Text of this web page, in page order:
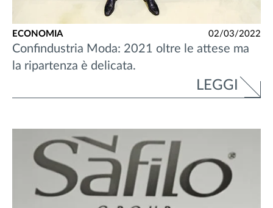
ECONOMIA 02/03/2022
Confindustria Moda: 2021 oltre le attese ma
la ripartenza è delicata.
LEGGI